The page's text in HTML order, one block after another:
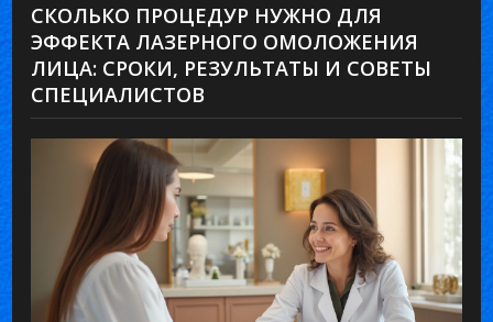
СКОЛЬКО ПРОЦЕДУР НУЖНО ДЛЯ
ЭФФЕКТА ЛАЗЕРНОГО ОМОЛОЖЕНИЯ
ЛИЦА: СРОКИ, РЕЗУЛЬТАТЫ И СОВЕТЫ
СПЕЦИАЛИСТОВ